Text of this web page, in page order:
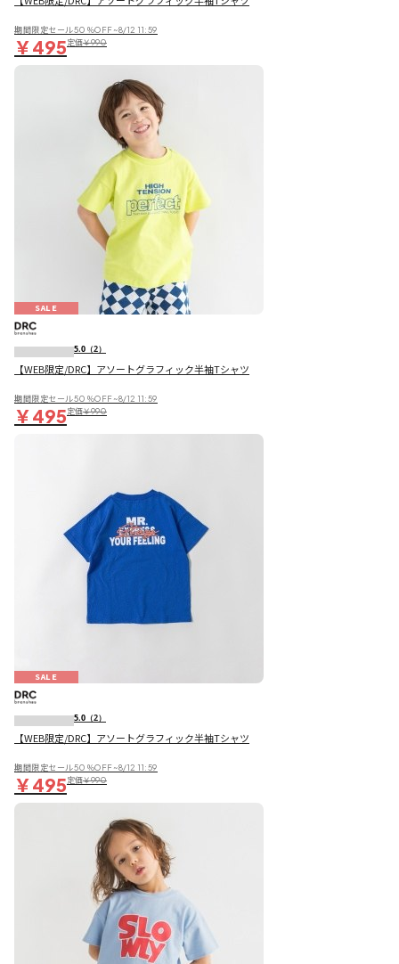
期間限定セール50％OFF~8/12 11:59
￥495定価￥990
SALE
5.0 （2）
【WEB限定/DRC】アソートグラフィック半袖Tシャツ
期間限定セール50％OFF~8/12 11:59
￥495定価￥990
SALE
5.0 （2）
【WEB限定/DRC】アソートグラフィック半袖Tシャツ
期間限定セール50％OFF~8/12 11:59
￥495定価￥990